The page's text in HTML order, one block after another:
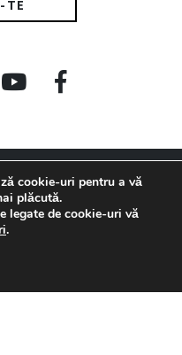
SERVICII
cookie-uri pentru a vă
plăcută.
legate de cookie-uri vă
.